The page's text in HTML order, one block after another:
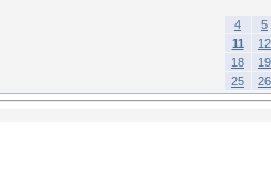
4
5
11
12
18
19
25
26